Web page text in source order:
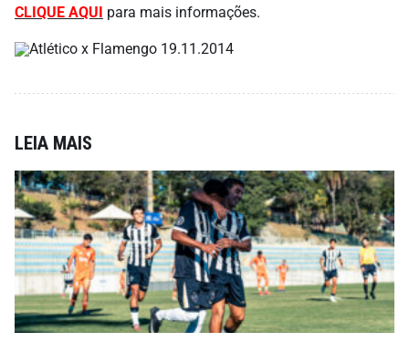
CLIQUE AQUI para mais informações.
LEIA MAIS